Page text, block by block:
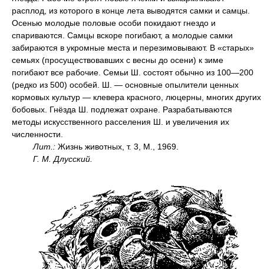
расплод, из которого в конце лета выводятся самки и самцы.
Осенью молодые половые особи покидают гнездо и
спариваются. Самцы вскоре погибают, а молодые самки
забираются в укромные места и перезимовывают. В «старых»
семьях (просуществовавших с весны до осени) к зиме
погибают все рабочие. Семьи Ш. состоят обычно из 100—200
(редко из 500) особей. Ш. — основные опылители ценных
кормовых культур — клевера красного, люцерны, многих других
бобовых. Гнёзда Ш. подлежат охране. Разрабатываются
методы искусственного расселения Ш. и увеличения их
численности.
Лит.: Жизнь животных, т. 3, М., 1969.
Г. М. Длусский.